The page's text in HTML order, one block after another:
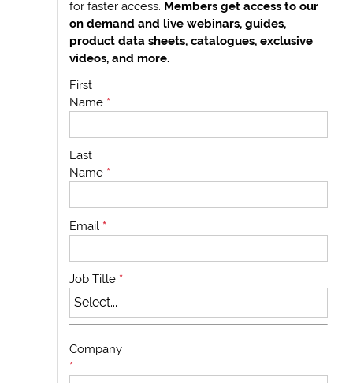
for faster access. Members get access to our
on demand and live webinars, guides,
product data sheets, catalogues, exclusive
videos, and more.
First
Name *
Last
Name *
Email *
Job Title *
Company
*